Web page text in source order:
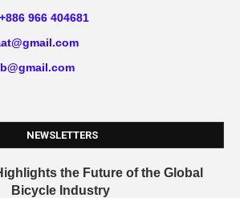
+886 966 404681
NEWSLETTERS
the Future of the Global
Bicycle Industry